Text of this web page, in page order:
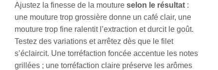
Ajustez la finesse de la mouture selon le résultat :
une mouture trop grossière donne un café clair, une
mouture trop fine ralentit l’extraction et durcit le goût.
Testez des variations et arrêtez dès que le filet
s’éclaircit. Une torréfaction foncée accentue les notes
grillées ; une torréfaction claire préserve les arômes